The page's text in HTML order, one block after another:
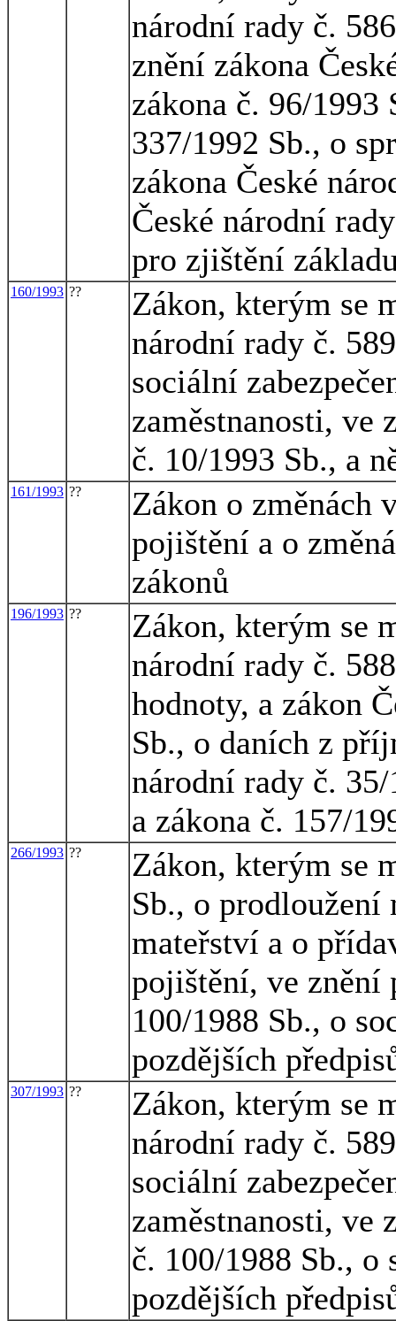
národní rady č.
znění zákona
zákona č. 96/1993
337/1992 Sb., o
zákona České
České národní
pro zjištění
160/1993 ??
Zákon, kterým se
národní rady č.
sociální
zaměstnanosti, ve
č. 10/1993 Sb., a
161/1993 ??
Zákon o změnách
pojištění a o
zákonů
196/1993 ??
Zákon, kterým se
národní rady č.
hodnoty, a zákon
Sb., o daních z
národní rady č.
a zákona č. 157/
266/1993 ??
Zákon, kterým se
Sb., o prodloužení
mateřství a o
pojištění, ve znění
100/1988 Sb., o
pozdějších
307/1993 ??
Zákon, kterým se
národní rady č.
sociální
zaměstnanosti, ve
č. 100/1988 Sb., o
pozdějších